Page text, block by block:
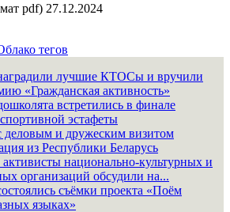
pdf) 27.12.2024
тегов
лучшие КТОСы и вручили
«Гражданская активность»
встретились в финале
эстафеты
и дружеским визитом
из Республики Беларусь
национально-культурных и
организаций обсудили на...
съёмки проекта «Поём
языках»